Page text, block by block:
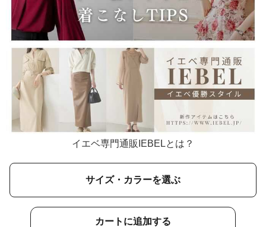
イエベ専門通販IEBELとは？
サイズ・カラーを選ぶ
カートに追加する